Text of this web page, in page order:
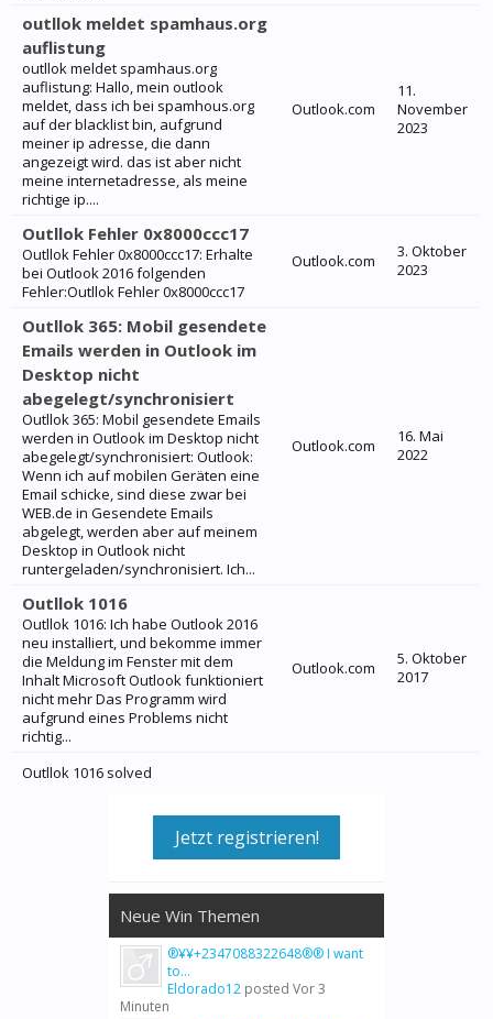
outllok meldet spamhaus.org
auflistung
outllok meldet spamhaus.org
auflistung: Hallo, mein outlook
meldet, dass ich bei spamhous.org
auf der blacklist bin, aufgrund
meiner ip adresse, die dann
angezeigt wird. das ist aber nicht
meine internetadresse, als meine
richtige ip....
Outlook.com
11.
November
2023
Outllok Fehler 0x8000ccc17
Outllok Fehler 0x8000ccc17: Erhalte
bei Outlook 2016 folgenden
Fehler:Outllok Fehler 0x8000ccc17
Outlook.com
3. Oktober
2023
Outllok 365: Mobil gesendete
Emails werden in Outlook im
Desktop nicht
abegelegt/synchronisiert
Outllok 365: Mobil gesendete Emails
werden in Outlook im Desktop nicht
abegelegt/synchronisiert: Outlook:
Wenn ich auf mobilen Geräten eine
Email schicke, sind diese zwar bei
WEB.de in Gesendete Emails
abgelegt, werden aber auf meinem
Desktop in Outlook nicht
runtergeladen/synchronisiert. Ich...
Outlook.com
16. Mai
2022
Outllok 1016
Outllok 1016: Ich habe Outlook 2016
neu installiert, und bekomme immer
die Meldung im Fenster mit dem
Inhalt Microsoft Outlook funktioniert
nicht mehr Das Programm wird
aufgrund eines Problems nicht
richtig...
Outlook.com
5. Oktober
2017
Outllok 1016 solved
Jetzt registrieren!
Neue Win Themen
®¥¥+2347088322648®® I want
to...
Eldorado12 posted Vor 3
Minuten